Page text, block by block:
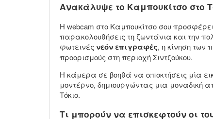
Ανακάλυψε το Καμπουκίτσο στο
Η webcam στο Καμπουκίτσο σου
παρακολουθήσεις τη ζωντάνια και την
φωτεινές νεόν επιγραφές, η κίνηση των
προορισμούς στη περιοχή Σιντζούκου.
Η κάμερα σε βοηθά να αποκτήσεις μία
μοντέρνο, δημιουργώντας μια μοναδική
Τόκιο.
Τι μπορούν να επισκεφτούν οι